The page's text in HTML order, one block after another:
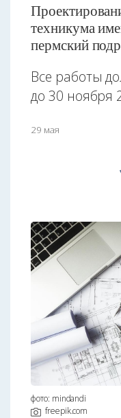
техникума
пермский
Все работы
до 30 ноября
29 мая
фото: mindandi
freepik.com